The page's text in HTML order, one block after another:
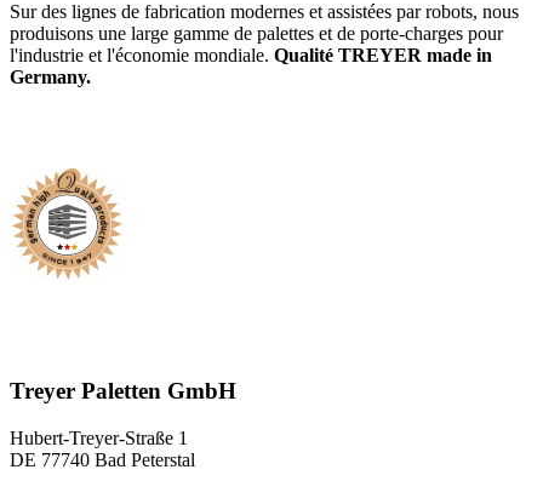
Sur des lignes de fabrication modernes et assistées par robots, nous
produisons une large gamme de palettes et de porte-charges pour
l'industrie et l'économie mondiale. Qualité TREYER made in
Germany.
Treyer Paletten GmbH
Hubert-Treyer-Straße 1
DE 77740 Bad Peterstal